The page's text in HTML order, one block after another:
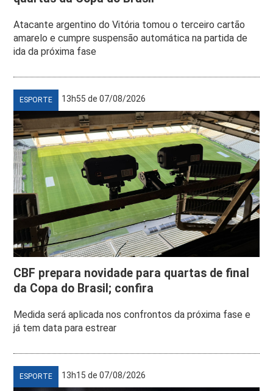
Atacante argentino do Vitória tomou o terceiro cartão
amarelo e cumpre suspensão automática na partida de
ida da próxima fase
ESPORTE 13h55 de 07/08/2026
CBF prepara novidade para quartas de final
da Copa do Brasil; confira
Medida será aplicada nos confrontos da próxima fase e
já tem data para estrear
ESPORTE 13h15 de 07/08/2026